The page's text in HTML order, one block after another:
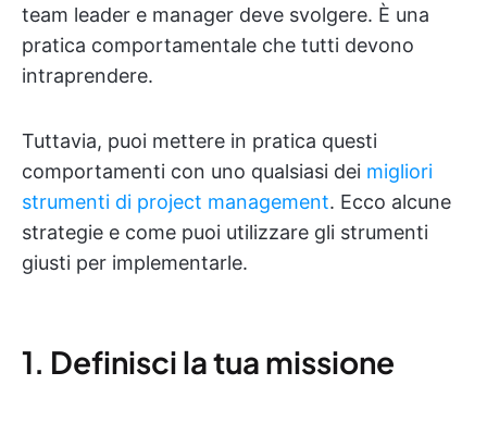
team leader e manager deve svolgere. È una
pratica comportamentale che tutti devono
intraprendere.
Tuttavia, puoi mettere in pratica questi
comportamenti con uno qualsiasi dei migliori
strumenti di project management. Ecco alcune
strategie e come puoi utilizzare gli strumenti
giusti per implementarle.
1. Definisci la tua missione